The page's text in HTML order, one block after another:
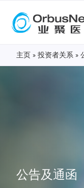
主页 » 投资者关系 »
公告及通函